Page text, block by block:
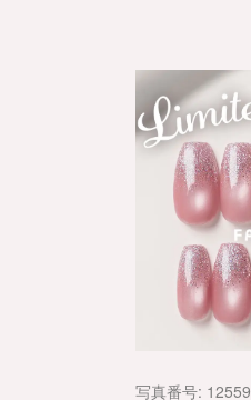
写真番号: 12559